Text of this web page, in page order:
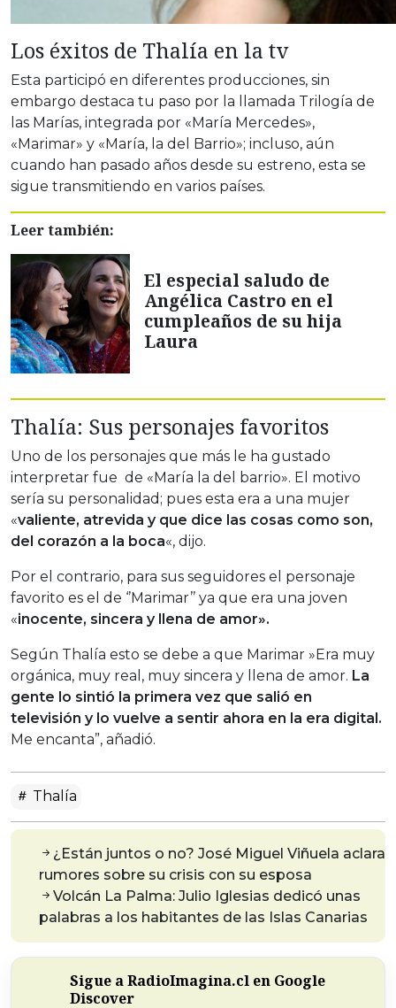
Los éxitos de Thalía en la tv
Esta participó en diferentes producciones, sin
embargo destaca tu paso por la llamada Trilogía de
las Marías, integrada por «María Mercedes»,
«Marimar» y «María, la del Barrio»; incluso, aún
cuando han pasado años desde su estreno, esta se
sigue transmitiendo en varios países.
Leer también:
El especial saludo de
Angélica Castro en el
cumpleaños de su hija
Laura
Thalía: Sus personajes favoritos
Uno de los personajes que más le ha gustado
interpretar fue de «María la del barrio». El motivo
sería su personalidad; pues esta era a una mujer
«valiente, atrevida y que dice las cosas como son,
del corazón a la boca«, dijo.
Por el contrario, para sus seguidores el personaje
favorito es el de ‘’Marimar’’ ya que era una joven
«inocente, sincera y llena de amor».
Según Thalía esto se debe a que Marimar »Era muy
orgánica, muy real, muy sincera y llena de amor. La
gente lo sintió la primera vez que salió en
televisión y lo vuelve a sentir ahora en la era digital.
Me encanta”, añadió.
Thalía
¿Están juntos o no? José Miguel Viñuela aclara
rumores sobre su crisis con su esposa
Volcán La Palma: Julio Iglesias dedicó unas
palabras a los habitantes de las Islas Canarias
Sigue a RadioImagina.cl en Google
Discover